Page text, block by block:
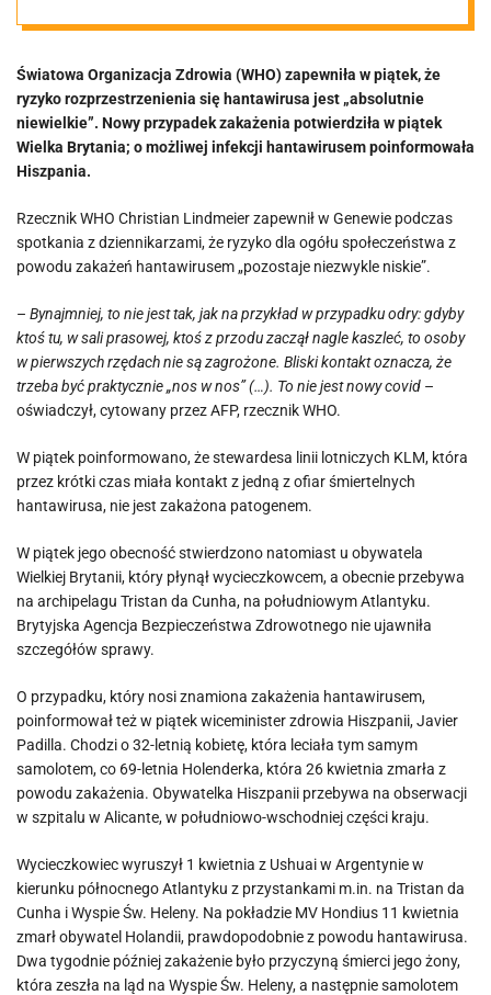
Światowa Organizacja Zdrowia (WHO) zapewniła w piątek, że
ryzyko rozprzestrzenienia się hantawirusa jest „absolutnie
niewielkie”. Nowy przypadek zakażenia potwierdziła w piątek
Wielka Brytania; o możliwej infekcji hantawirusem poinformowała
Hiszpania.
Rzecznik WHO Christian Lindmeier zapewnił w Genewie podczas
spotkania z dziennikarzami, że ryzyko dla ogółu społeczeństwa z
powodu zakażeń hantawirusem „pozostaje niezwykle niskie”.
– Bynajmniej, to nie jest tak, jak na przykład w przypadku odry: gdyby
ktoś tu, w sali prasowej, ktoś z przodu zaczął nagle kaszleć, to osoby
w pierwszych rzędach nie są zagrożone. Bliski kontakt oznacza, że
trzeba być praktycznie „nos w nos” (…). To nie jest nowy covid –
oświadczył, cytowany przez AFP, rzecznik WHO.
W piątek poinformowano, że stewardesa linii lotniczych KLM, która
przez krótki czas miała kontakt z jedną z ofiar śmiertelnych
hantawirusa, nie jest zakażona patogenem.
W piątek jego obecność stwierdzono natomiast u obywatela
Wielkiej Brytanii, który płynął wycieczkowcem, a obecnie przebywa
na archipelagu Tristan da Cunha, na południowym Atlantyku.
Brytyjska Agencja Bezpieczeństwa Zdrowotnego nie ujawniła
szczegółów sprawy.
O przypadku, który nosi znamiona zakażenia hantawirusem,
poinformował też w piątek wiceminister zdrowia Hiszpanii, Javier
Padilla. Chodzi o 32-letnią kobietę, która leciała tym samym
samolotem, co 69-letnia Holenderka, która 26 kwietnia zmarła z
powodu zakażenia. Obywatelka Hiszpanii przebywa na obserwacji
w szpitalu w Alicante, w południowo-wschodniej części kraju.
Wycieczkowiec wyruszył 1 kwietnia z Ushuai w Argentynie w
kierunku północnego Atlantyku z przystankami m.in. na Tristan da
Cunha i Wyspie Św. Heleny. Na pokładzie MV Hondius 11 kwietnia
zmarł obywatel Holandii, prawdopodobnie z powodu hantawirusa.
Dwa tygodnie później zakażenie było przyczyną śmierci jego żony,
która zeszła na ląd na Wyspie Św. Heleny, a następnie samolotem